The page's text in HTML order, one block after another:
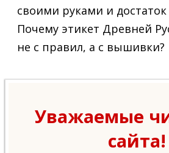
своими руками и достаток
Почему этикет Древней
не с правил, а с вышивки?
Уважаемые
сайта!